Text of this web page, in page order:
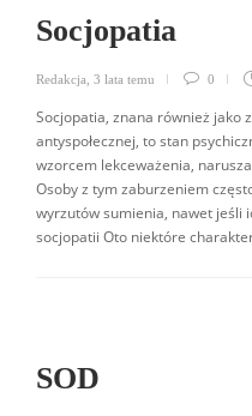
Socjopatia
Redakcja 3 lata temu 0
Socjopatia, znana również jako
antyspołecznej, to stan
wzorcem lekceważenia,
Osoby z tym zaburzeniem
wyrzutów sumienia, nawet jeśli
socjopatii Oto niektóre
SOD